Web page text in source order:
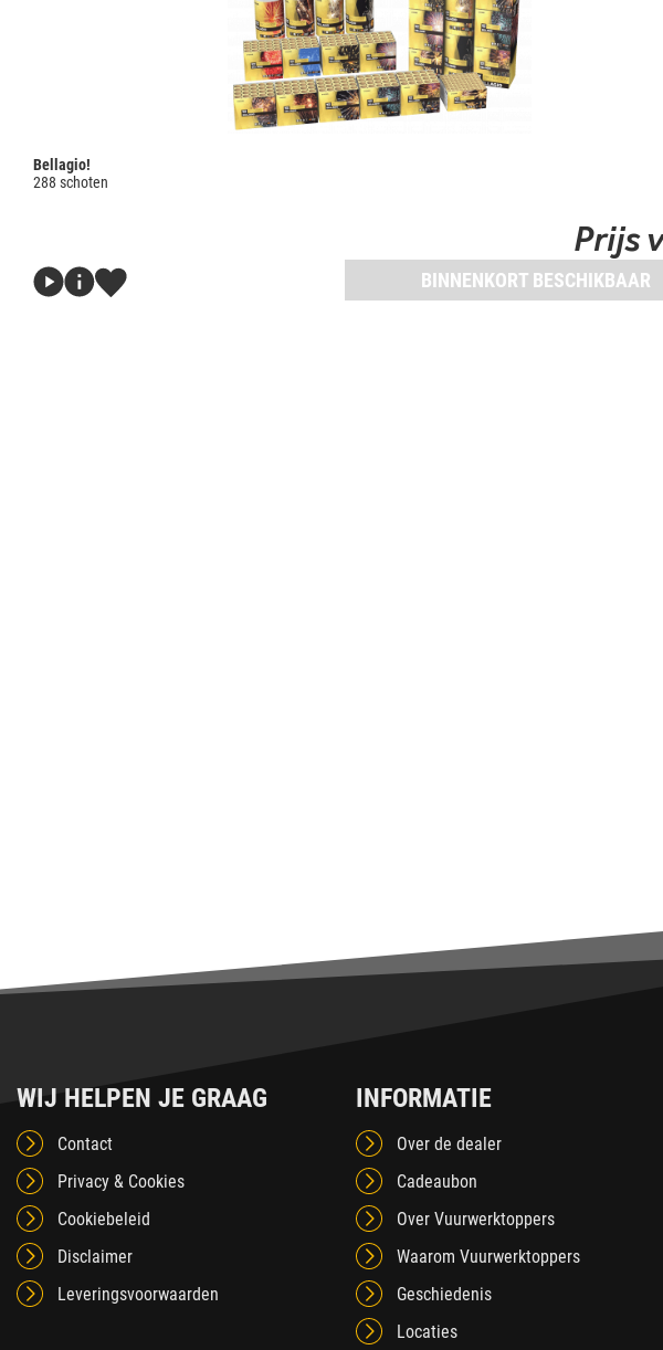
Bellagio!
288 schoten
Prijs
BINNENKORT BESCHIKBAAR
WIJ HELPEN JE GRAAG
Contact
Privacy & Cookies
Cookiebeleid
Disclaimer
Leveringsvoorwaarden
INFORMATIE
Over de dealer
Cadeaubon
Over Vuurwerktoppers
Waarom Vuurwerktoppers
Geschiedenis
Locaties